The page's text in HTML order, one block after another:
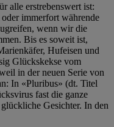
alle erstrebenswert ist:
immerfort währende
wenn wir die
Bis es soweit ist,
Hufeisen und
Glückskekse vom
in der neuen Serie von
In «Pluribus» (dt. Titel
fast die ganze
Gesichter. In den